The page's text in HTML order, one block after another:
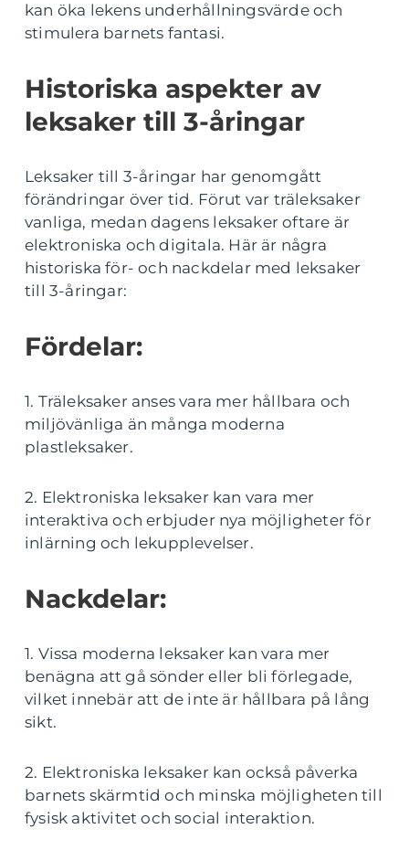
kan öka lekens underhållningsvärde och
stimulera barnets fantasi.
Historiska aspekter av
leksaker till 3-åringar
Leksaker till 3-åringar har genomgått
förändringar över tid. Förut var träleksaker
vanliga, medan dagens leksaker oftare är
elektroniska och digitala. Här är några
historiska för- och nackdelar med leksaker
till 3-åringar:
Fördelar:
1. Träleksaker anses vara mer hållbara och
miljövänliga än många moderna
plastleksaker.
2. Elektroniska leksaker kan vara mer
interaktiva och erbjuder nya möjligheter för
inlärning och lekupplevelser.
Nackdelar:
1. Vissa moderna leksaker kan vara mer
benägna att gå sönder eller bli förlegade,
vilket innebär att de inte är hållbara på lång
sikt.
2. Elektroniska leksaker kan också påverka
barnets skärmtid och minska möjligheten till
fysisk aktivitet och social interaktion.